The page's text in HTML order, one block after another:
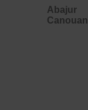
Abajur
Canouan